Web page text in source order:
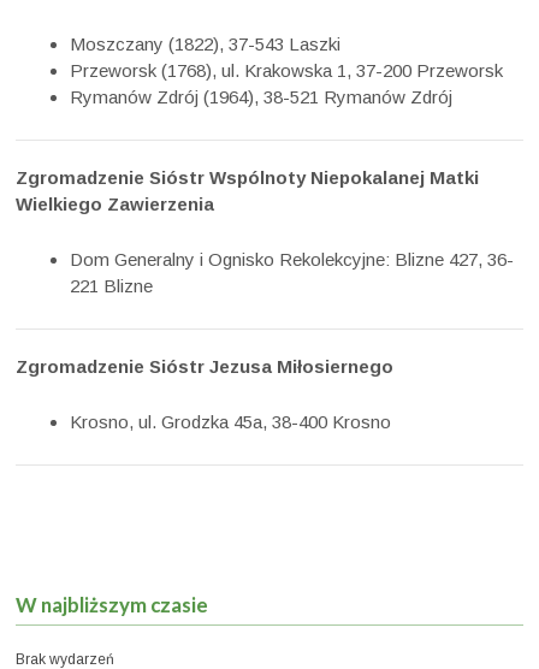
Moszczany (1822), 37-543 Laszki
Przeworsk (1768), ul. Krakowska 1, 37-200 Przeworsk
Rymanów Zdrój (1964), 38-521 Rymanów Zdrój
Zgromadzenie Sióstr Wspólnoty Niepokalanej Matki
Wielkiego Zawierzenia
Dom Generalny i Ognisko Rekolekcyjne: Blizne 427, 36-
221 Blizne
Zgromadzenie Sióstr Jezusa Miłosiernego
Krosno, ul. Grodzka 45a, 38-400 Krosno
W najbliższym czasie
Brak wydarzeń